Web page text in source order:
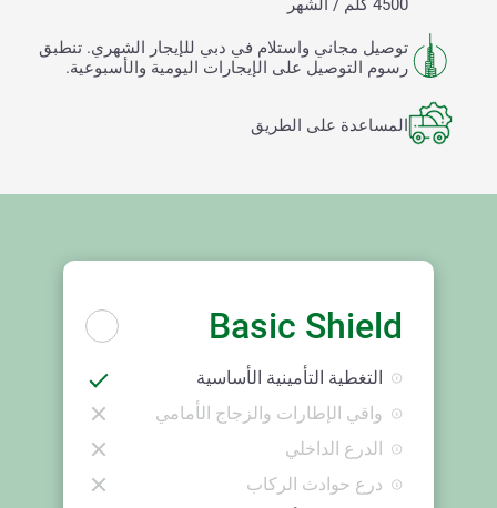
توصيل مجاني واستلام في دبي للإيجار الشهري. تنطبق
رسوم التوصيل على الإيجارات اليومية والأسبوعية.
المساعدة على الطريق
Basic Shield
التغطية التأمينية الأساسية
واقي الإطارات والزجاج الأمامي
الدرع الداخلي
درع حوادث الركاب